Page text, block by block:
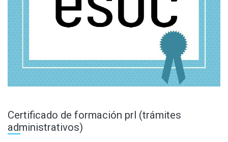
Certificado de formación prl (trámites
administrativos)